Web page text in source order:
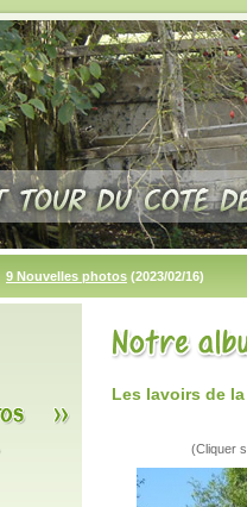
9 Nouvelles photos (2023/02/16)
Les lavoirs de
(Cliquer